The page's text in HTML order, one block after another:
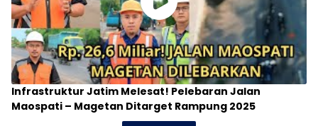
Infrastruktur Jatim Melesat! Pelebaran Jalan
Maospati – Magetan Ditarget Rampung 2025